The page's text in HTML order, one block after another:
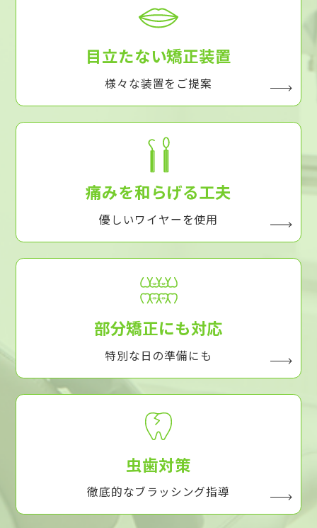
目立たない矯正装置
様々な装置をご提案
痛みを和らげる工夫
優しいワイヤーを使用
部分矯正にも対応
特別な日の準備にも
虫歯対策
徹底的なブラッシング指導